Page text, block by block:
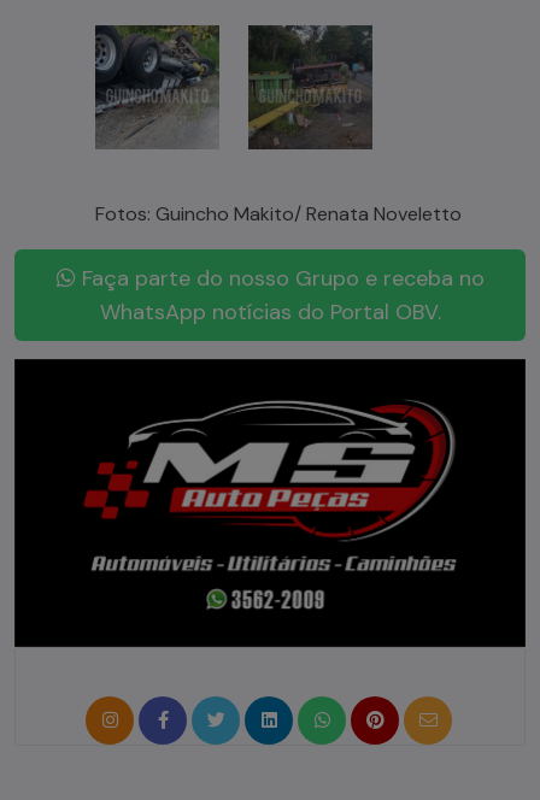
Fotos: Guincho Makito/ Renata Noveletto
Faça parte do nosso Grupo e receba no
WhatsApp notícias do Portal OBV.